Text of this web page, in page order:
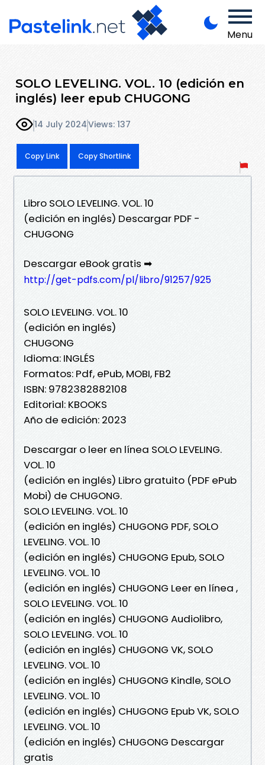
Menu
SOLO LEVELING. VOL. 10 (edición en
inglés) leer epub CHUGONG
14 July 2024Views: 137
Copy Link Copy Shortlink
Libro SOLO LEVELING. VOL. 10
(edición en inglés) Descargar PDF -
CHUGONG
Descargar eBook gratis ➡
http://get-pdfs.com/pl/libro/91257/925
SOLO LEVELING. VOL. 10
(edición en inglés)
CHUGONG
Idioma: INGLÉS
Formatos: Pdf, ePub, MOBI, FB2
ISBN: 9782382882108
Editorial: KBOOKS
Año de edición: 2023
Descargar o leer en línea SOLO LEVELING.
VOL. 10
(edición en inglés) Libro gratuito (PDF ePub
Mobi) de CHUGONG.
SOLO LEVELING. VOL. 10
(edición en inglés) CHUGONG PDF, SOLO
LEVELING. VOL. 10
(edición en inglés) CHUGONG Epub, SOLO
LEVELING. VOL. 10
(edición en inglés) CHUGONG Leer en línea ,
SOLO LEVELING. VOL. 10
(edición en inglés) CHUGONG Audiolibro,
SOLO LEVELING. VOL. 10
(edición en inglés) CHUGONG VK, SOLO
LEVELING. VOL. 10
(edición en inglés) CHUGONG Kindle, SOLO
LEVELING. VOL. 10
(edición en inglés) CHUGONG Epub VK, SOLO
LEVELING. VOL. 10
(edición en inglés) CHUGONG Descargar
gratis